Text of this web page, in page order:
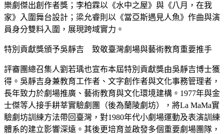
樂劇傑出創作者獎；李柏霖以《水中之屋》與《八月，在我
家》入圍舞台設計；梁允睿則以《當亞斯遇見人魚》作曲與演
員身分雙料入圍，展現跨域實力。
特別貢獻獎頒予吳靜吉 致敬臺灣劇場與藝術教育重要推手
評審團總召集人劉若瑀也宣布本屆特別貢獻獎由吳靜吉博士獲
得。吳靜吉身兼教育工作者、文字創作者與文化事務管理者，
長年致力於劇場推廣、藝術教育與文化環境建構。1977年與金
士傑等人接手耕莘實驗劇團（後為蘭陵劇坊），將La MaMa實
驗劇坊訓練方法帶回臺灣，對1980年代小劇場運動及表演訓練
體系的建立影響深遠。其後更培育並啟發多個重要劇場團隊，